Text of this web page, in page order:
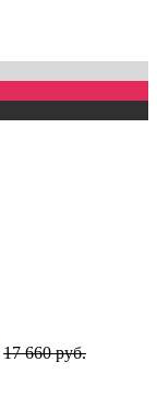
17 660 руб.